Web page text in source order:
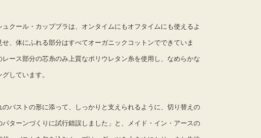
クール・カップブラは、オンタイムにもオフタイムにも使えるよ
、体にふれる部分はすべてオーガニックコットンでできていま
ース部分の芯糸のみ上質なポリウレタン糸を使用し、なめらかな
しています。
のバストの形に添って、しっかりと支えられるように、切り替えの
ターンづくりに試行錯誤しました」と、メイド・イン・アースの